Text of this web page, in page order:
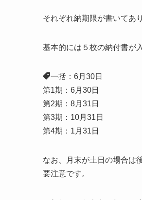
それぞれ納期限が書いてあ
基本的には５枚の納付書が
一括：6月30日
第1期：6月30日
第2期：8月31日
第3期：10月31日
第4期：1月31日
なお、月末が土日の場合は
要注意です。